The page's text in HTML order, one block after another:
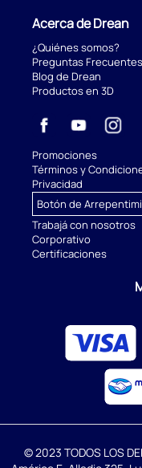
Acerca de Drean
¿Quiénes somos?
Preguntas Frecuentes
Blog de Drean
Productos en 3D
Promociones
Términos y
Privacidad
Botón de
Trabajá con nosotros
Corporativo
Certificaciones
© 2023 TODOS LOS